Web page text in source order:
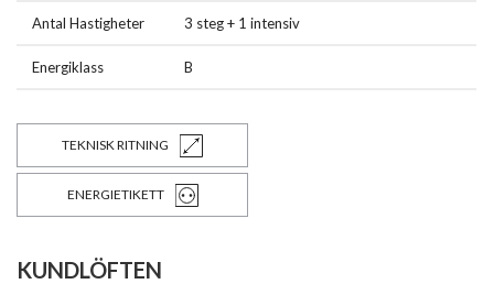
Antal Hastigheter 3 steg + 1 intensiv
Energiklass B
TEKNISK RITNING
ENERGIETIKETT
KUNDLÖFTEN